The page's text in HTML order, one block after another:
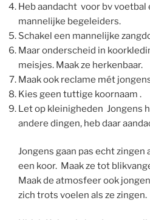
Heb aandacht voor bv voetbal
mannelijke begeleiders.
Schakel een mannelijke
Maar onderscheid in
meisjes. Maak ze herkenbaar.
Maak ook reclame mét
Kies geen tuttige koornaam .
Let op kleinigheden Jongens
andere dingen, heb daar
Jongens gaan pas echt zingen
een koor. Maak ze tot
Maak de atmosfeer ook
zich trots voelen als ze zingen.